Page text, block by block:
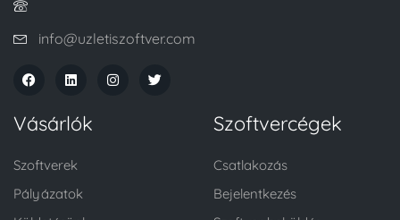
info@uzletiszoftver.com
Vásárlók
Szoftverek
Pályázatok
Szoftvercégek
Csatlakozás
Bejelentkezés